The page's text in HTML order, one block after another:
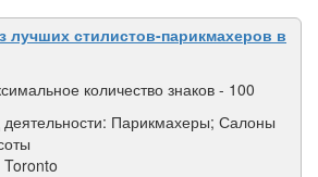
лучших стилистов-парикмахеров в
количество знаков - 100
деятельности: Парикмахеры; Салоны
Toronto